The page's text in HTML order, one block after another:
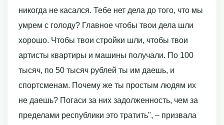
никогда не касался. Тебе нет дела до того, что мы
умрем с голоду? Главное чтобы твои дела шли
хорошо. Чтобы твои стройки шли, чтобы твои
артисты квартиры и машины получали. По 100
тысяч, по 50 тысяч рублей ты им даешь, и
спортсменам. Почему же ты простым людям их
не даешь? Погаси за них задолженность, чем за
пределами республики это тратить", – призвала